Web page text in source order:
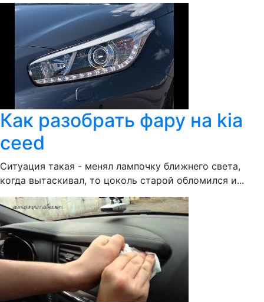
Как разобрать фару на kia
ceed
Ситуация такая - менял лампочку ближнего света,
когда вытаскивал, то цоколь старой обломился и...